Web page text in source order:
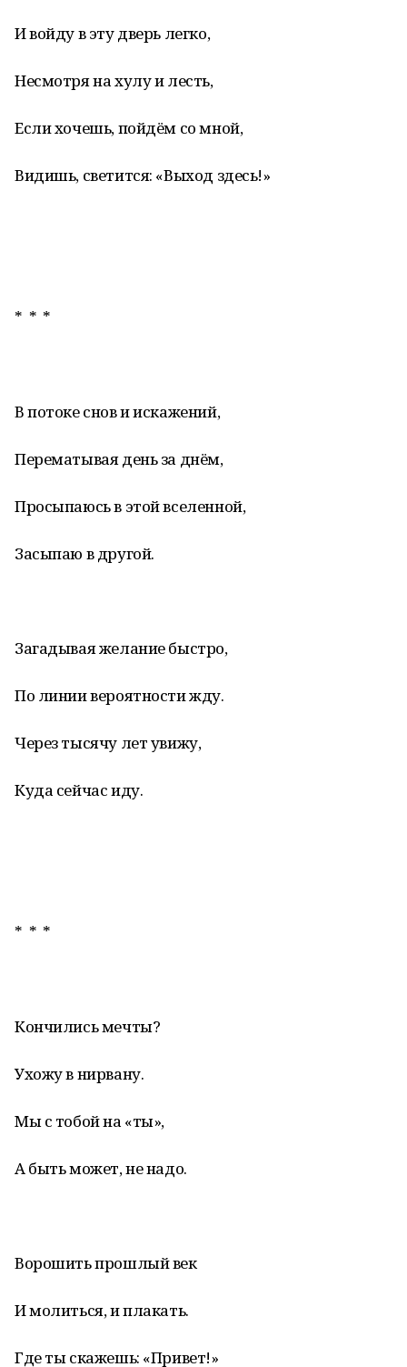
И войду в эту дверь легко,
Несмотря на хулу и лесть,
Если хочешь, пойдём со мной,
Видишь, светится: «Выход здесь!»
* * *
В потоке снов и искажений,
Перематывая день за днём,
Просыпаюсь в этой вселенной,
Засыпаю в другой.
Загадывая желание быстро,
По линии вероятности жду.
Через тысячу лет увижу,
Куда сейчас иду.
* * *
Кончились мечты?
Ухожу в нирвану.
Мы с тобой на «ты»,
А быть может, не надо.
Ворошить прошлый век
И молиться, и плакать.
Где ты скажешь: «Привет!»